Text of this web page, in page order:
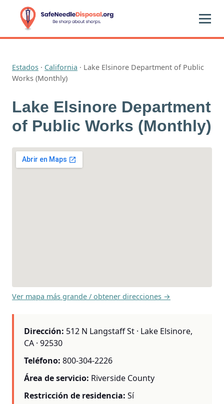
Estados · California · Lake Elsinore Department of Public
Works (Monthly)
Lake Elsinore Department
of Public Works (Monthly)
Ver mapa más grande / obtener direcciones →
Dirección: 512 N Langstaff St · Lake Elsinore,
CA · 92530
Teléfono: 800-304-2226
Área de servicio: Riverside County
Restricción de residencia: Sí